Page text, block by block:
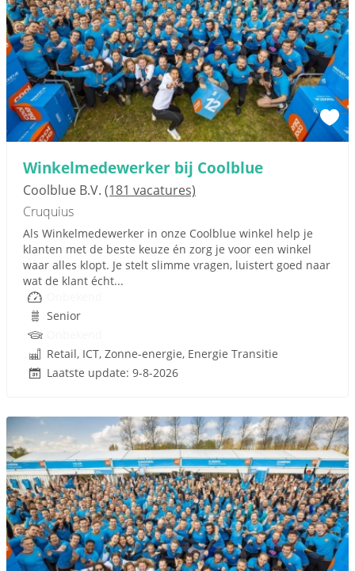
Winkelmedewerker bij Coolblue
Coolblue B.V. (181 vacatures)
Cruquius
Als Winkelmedewerker in onze Coolblue winkel help je
klanten met de beste keuze én zorg je voor een winkel
waar alles klopt. Je stelt slimme vragen, luistert goed naar
wat de klant écht...
Senior
Retail, ICT, Zonne-energie, Energie Transitie
Laatste update: 9-8-2026